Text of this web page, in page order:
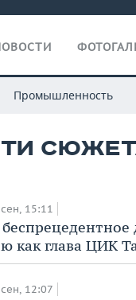
Промышленность
15:11
как глава ЦИК
12:07